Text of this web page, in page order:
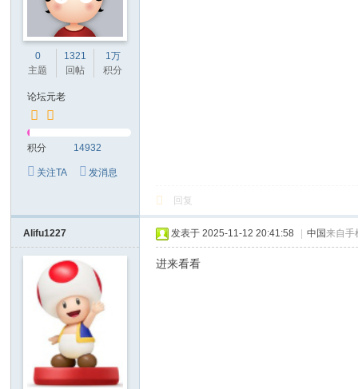
0
主题
1321
回帖
1万
积分
论坛元老
积分 14932
关注TA 发消息
回复
Alifu1227 发表于 2025-11-12 20:41:58 中国来自手
进来看看